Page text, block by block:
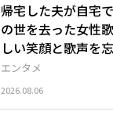
エンタメ
帰宅した夫が自宅
の世を去った女性
しい笑顔と歌声を
2026.08.06